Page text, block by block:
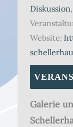
Diskussion,
Website:
Galerie